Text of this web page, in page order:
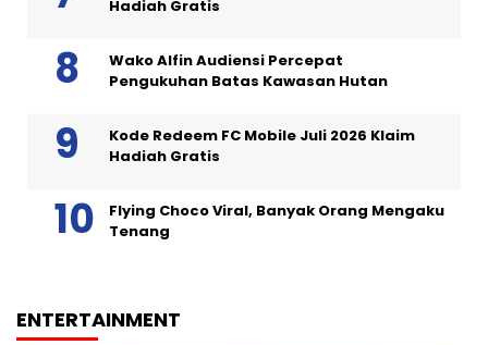
Hadiah Gratis
Wako Alfin Audiensi Percepat
Pengukuhan Batas Kawasan Hutan
Kode Redeem FC Mobile Juli 2026 Klaim
Hadiah Gratis
Flying Choco Viral, Banyak Orang Mengaku
Tenang
ENTERTAINMENT